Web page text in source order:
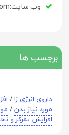
وب سایت:www.karenpharma.com
برچسب ها
داروی انرژی زا/
مورد نیاز بدن/
افزایش تمرکز و